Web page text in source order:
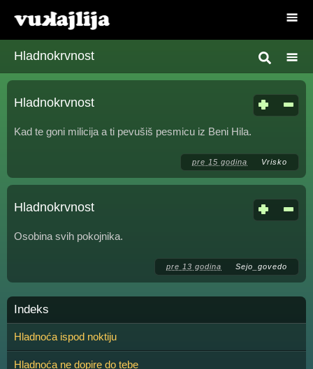
Hladnokrvnost
Hladnokrvnost
Kad te goni milicija a ti pevušiš pesmicu iz Beni Hila.
pre 15 godina Vrisko
Hladnokrvnost
Osobina svih pokojnika.
pre 13 godina Sejo_govedo
Indeks
Hladnoća ispod noktiju
Hladnoća ne dopire do tebe